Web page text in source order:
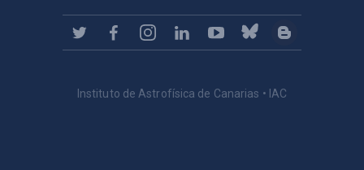
Instituto de Astrofísica de Canarias • IAC